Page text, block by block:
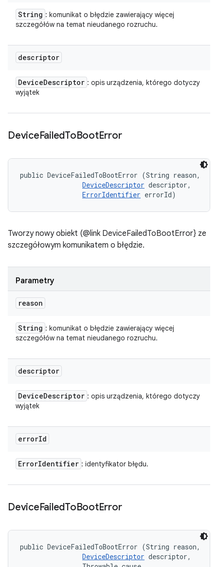
String : komunikat o błędzie zawierający więcej
szczegółów na temat nieudanego rozruchu.
descriptor
DeviceDescriptor : opis urządzenia, którego dotyczy
wyjątek
DeviceFailedToBootError
public DeviceFailedToBootError (String reason,
DeviceDescriptor descriptor,
ErrorIdentifier errorId)
Tworzy nowy obiekt (@link DeviceFailedToBootError} ze
szczegółowym komunikatem o błędzie.
Parametry
reason
String : komunikat o błędzie zawierający więcej
szczegółów na temat nieudanego rozruchu.
descriptor
DeviceDescriptor : opis urządzenia, którego dotyczy
wyjątek
errorId
ErrorIdentifier : identyfikator błędu.
DeviceFailedToBootError
public DeviceFailedToBootError (String reason,
DeviceDescriptor descriptor,